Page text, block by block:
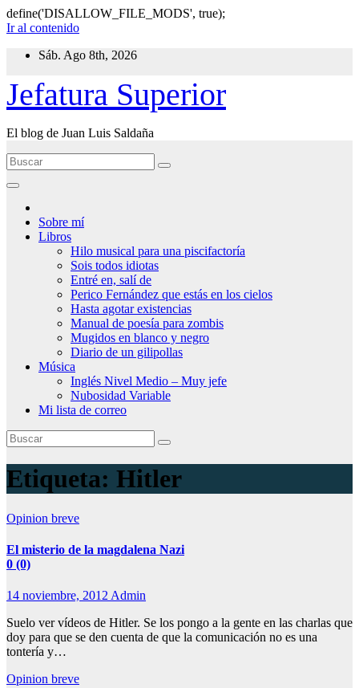
define('DISALLOW_FILE_MODS', true);
Ir al contenido
Sáb. Ago 8th, 2026
Jefatura Superior
El blog de Juan Luis Saldaña
Sobre mí
Libros
Hilo musical para una piscifactoría
Sois todos idiotas
Entré en, salí de
Perico Fernández que estás en los cielos
Hasta agotar existencias
Manual de poesía para zombis
Mugidos en blanco y negro
Diario de un gilipollas
Música
Inglés Nivel Medio – Muy jefe
Nubosidad Variable
Mi lista de correo
Etiqueta: Hitler
Opinion breve
El misterio de la magdalena Nazi
0 (0)
14 noviembre, 2012Admin
Suelo ver vídeos de Hitler. Se los pongo a la gente en las charlas que
doy para que se den cuenta de que la comunicación no es una
tontería y…
Opinion breve